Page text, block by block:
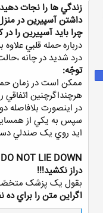
زندگي ها را نجات دهيد
داشتن آسپيرين در
چرا بايد آسپيرين را
درباره حمله قلبي
درد شديد در چانه
توجّه:
ممکن است در زمان حملهً قلبي هيچ دردي
هرچنداگرچنين
در اينصورت بلافاصله
سپس به يکي از
ايد روي يک صندلي
DO NOT LIE DOWN !!!
دراز نکشيد!!!
بقول يک پزشک
اگراين متن را براي